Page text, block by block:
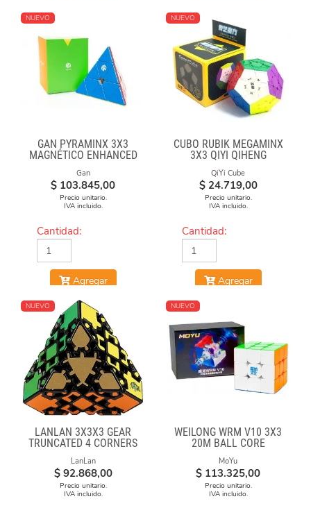
NUEVO
GAN PYRAMINX 3X3
MAGNÉTICO ENHANCED
Gan
$ 103.845,00
Precio unitario.
IVA incluido.
Cantidad:
Agregar
NUEVO
CUBO RUBIK MEGAMINX
3X3 QIYI QIHENG
QiYi Cube
$ 24.719,00
Precio unitario.
IVA incluido.
Cantidad:
Agregar
NUEVO
LANLAN 3X3X3 GEAR
TRUNCATED 4 CORNERS
LanLan
$ 92.868,00
Precio unitario.
IVA incluido.
NUEVO
WEILONG WRM V10 3X3
20M BALL CORE
MAGLEV UV
MoYu
$ 113.325,00
Precio unitario.
IVA incluido.